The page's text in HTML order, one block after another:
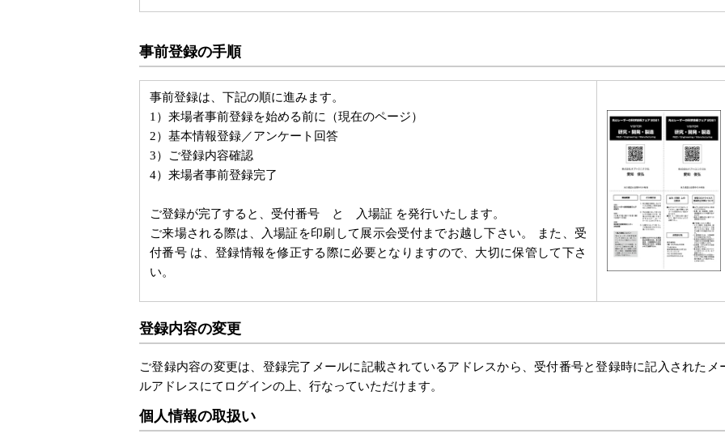
事前登録の手順
事前登録は、下記の順に進みます。
1）来場者事前登録を始める前に（現在のページ）
2）基本情報登録／アンケート回答
3）ご登録内容確認
4）来場者事前登録完了
ご登録が完了すると、受付番号 と 入場証 を発行いたします。
ご来場される際は、入場証を印刷して展示会受付までお越し下さい。 また、受
付番号 は、登録情報を修正する際に必要となりますので、大切に保管して下さ
い。
登録内容の変更
ご登録内容の変更は、登録完了メールに記載されているアドレスから、受付番号と登録時に記入されたメ
ルアドレスにてログインの上、行なっていただけます。
個人情報の取扱い